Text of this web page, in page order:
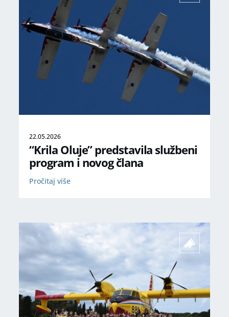
22.05.2026
“Krila Oluje” predstavila službeni
program i novog člana
Pročitaj više